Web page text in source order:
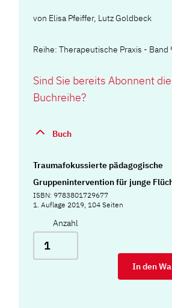
von Elisa Pfeiffer, Lutz Goldbeck
Reihe: Therapeutische Praxis - Band
Sind Sie bereits Abonnent
Buchreihe?
Buch
Traumafokussierte pädagogische
Gruppenintervention für junge
ISBN: 9783801729677
1. Auflage 2019, 104 Seiten
Anzahl
In den